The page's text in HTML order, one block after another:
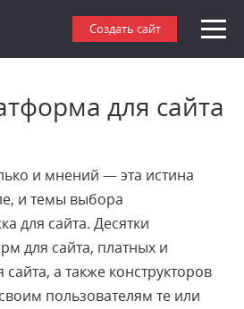
Создать сайт
для сайта
и мнений — эта истина
и темы выбора
для сайта. Десятки
для сайта, платных и
сайта, а также конструкторов
пользователям те или